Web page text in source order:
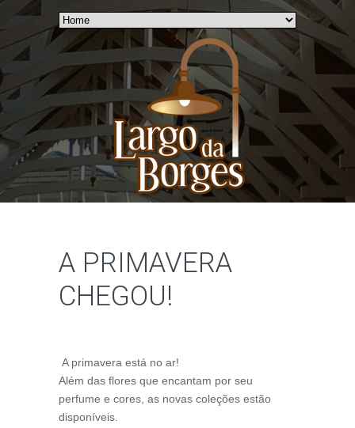
A PRIMAVERA
CHEGOU!
A primavera está no ar!
Além das flores que encantam por seu
perfume e cores, as novas coleções estão
disponíveis.